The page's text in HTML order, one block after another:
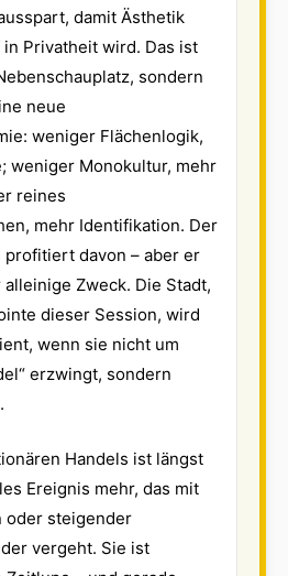
damit Ästhetik
Privatheit wird. Das ist
sondern
neue
weniger Flächenlogik,
weniger Monokultur, mehr
reines
mehr Identifikation. Der
profitiert davon – aber er
Zweck. Die Stadt,
dieser Session, wird
wenn sie nicht um
erzwingt, sondern
Handels ist längst
Ereignis mehr, das mit
oder steigender
vergeht. Sie ist